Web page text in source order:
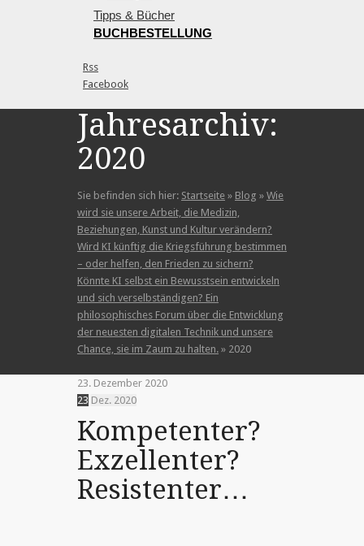
Tipps & Bücher
BUCHBESTELLUNG
Rss
Facebook
Jahresarchiv:
2020
Sie befinden sich hier: Startseite » Blog » Wie
wird sie unsere Arbeit, die Medizin,
Beziehungen, Kunst und Kultur verändern?
Wird KI künftig die Kriegsführung bestimmen
– oder helfen, den Frieden zu sichern?
Könnte KI selbst ein Bewusstsein entwickeln
und sich verselbständigen? Ein
philosophisches Forum über die Entwicklung
der neuesten digitalen Technik und unsere
Chance, sie im Zaum zu halten. » 2020
23. Dezember 2020
23 Dez. 2020
Kompetenter?
Exzellenter?
Resistenter…